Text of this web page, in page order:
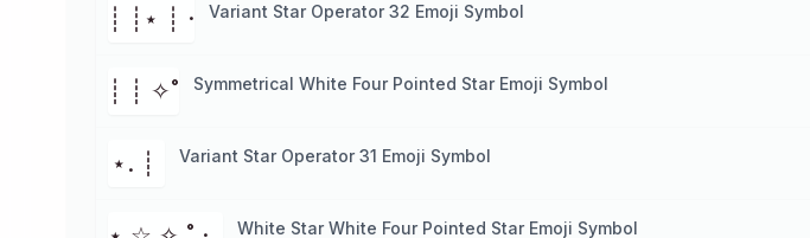
┊ ┊⋆ ┊ · Variant Star Operator 32 Emoji Symbol
┊ ┊ ✧˚ Symmetrical White Four Pointed Star Emoji Symbol
⋆. ┊ ⁭ Variant Star Operator 31 Emoji Symbol
White Star White Four Pointed Star Emoji Symbol